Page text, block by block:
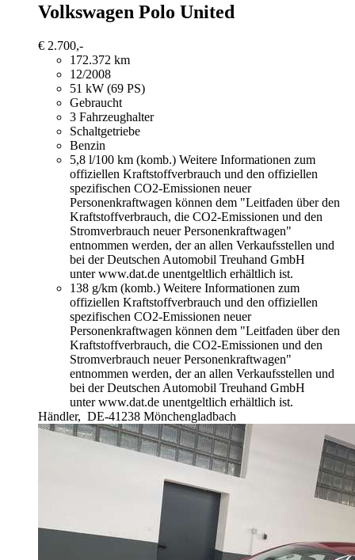
Volkswagen Polo United
€ 2.700,-
172.372 km
12/2008
51 kW (69 PS)
Gebraucht
3 Fahrzeughalter
Schaltgetriebe
Benzin
5,8 l/100 km (komb.) Weitere Informationen zum
offiziellen Kraftstoffverbrauch und den offiziellen
spezifischen CO2-Emissionen neuer
Personenkraftwagen können dem "Leitfaden über den
Kraftstoffverbrauch, die CO2-Emissionen und den
Stromverbrauch neuer Personenkraftwagen"
entnommen werden, der an allen Verkaufsstellen und
bei der Deutschen Automobil Treuhand GmbH
unter www.dat.de unentgeltlich erhältlich ist.
138 g/km (komb.) Weitere Informationen zum
offiziellen Kraftstoffverbrauch und den offiziellen
spezifischen CO2-Emissionen neuer
Personenkraftwagen können dem "Leitfaden über den
Kraftstoffverbrauch, die CO2-Emissionen und den
Stromverbrauch neuer Personenkraftwagen"
entnommen werden, der an allen Verkaufsstellen und
bei der Deutschen Automobil Treuhand GmbH
unter www.dat.de unentgeltlich erhältlich ist.
Händler, DE-41238 Mönchengladbach